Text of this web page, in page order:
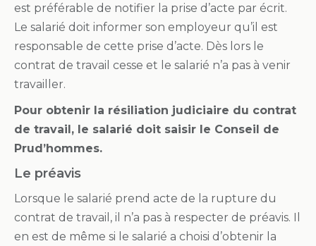
est préférable de notifier la prise d’acte par écrit.
Le salarié doit informer son employeur qu’il est
responsable de cette prise d’acte. Dès lors le
contrat de travail cesse et le salarié n’a pas à venir
travailler.
Pour obtenir la résiliation judiciaire du contrat
de travail, le salarié doit saisir le Conseil de
Prud’hommes.
Le préavis
Lorsque le salarié prend acte de la rupture du
contrat de travail, il n’a pas à respecter de préavis. Il
en est de même si le salarié a choisi d’obtenir la